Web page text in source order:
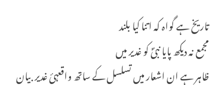
تاریخ ہے گواہ کہ اتنا کیا بلند
مجمع نہ دیکھ پایا نبیؐ کو غدیر میں
ظاہر ہے ان اشعار میں تسلسل کے ساتھ واقعہئ غدیر بیان